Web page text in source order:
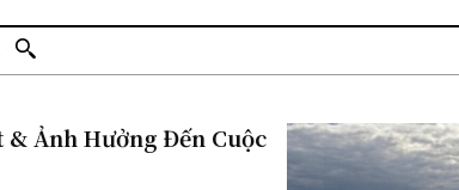
Ảnh Hưởng Đến Cuộc